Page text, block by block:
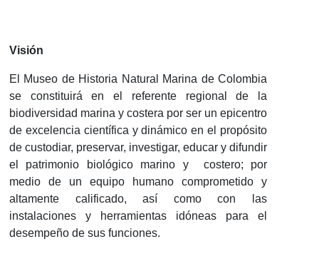
Visión
El Museo de Historia Natural Marina de Colombia
se constituirá en el referente regional de la
biodiversidad marina y costera por ser un epicentro
de excelencia científica y dinámico en el propósito
de custodiar, preservar, investigar, educar y difundir
el patrimonio biológico marino y costero; por
medio de un equipo humano comprometido y
altamente calificado, así como con las
instalaciones y herramientas idóneas para el
desempeño de sus funciones.